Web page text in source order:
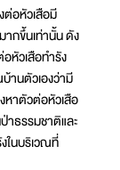
ต่อหัวเสือมี
ากขึ้นเท่านั้น ดัง
หัวเสือทำรัง
านตัวเองว่ามี
หาตัวต่อหัวเสือ
าธรรมชาติและ
ในบริเวณที่